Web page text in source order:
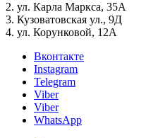
2. ул. Карла Маркса, 35А
3. Кузоватовская ул., 9Д
4. ул. Корунковой, 12А
Вконтакте
Instagram
Telegram
Viber
Viber
WhatsApp